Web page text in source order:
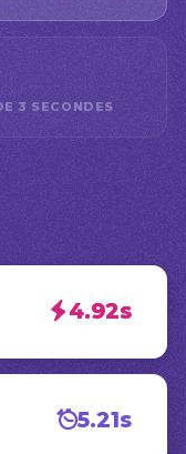
3 SECONDES
4.92s
5.21s